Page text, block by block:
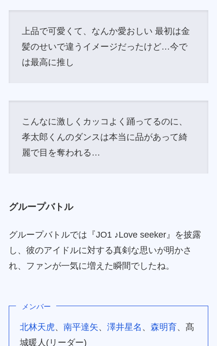
上品で可愛くて、なんか愛おしい 最初は金
髪のせいで違うイメージだったけど…今で
は最高に推し
こんなに激しくカッコよく踊ってるのに、
孝太郎くんのダンスは本当に品があって綺
麗で目を奪われる…
グループバトル
グループバトルでは『JO1 ♪Love seeker』を披露
し、彼のアイドルに対する真剣な思いが明かさ
れ、ファンが一気に増えた瞬間でしたね。
メンバー
北林天虎、南平達矢、澤井星名 、森明育、髙
城暖人(リーダー)